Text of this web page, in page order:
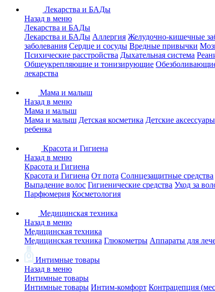
Лекарства и БАДы
Назад в меню
Лекарства и БАДы
Лекарства и БАДы Аллергия Желудочно-кишечные
заболевания Сердце и сосуды Вредные привычки
Психические расстройства Дыхательная система
Общеукрепляющие и тонизирующие
лекарства
Мама и малыш
Назад в меню
Мама и малыш
Мама и малыш Детская косметика Детские аксессуары
ребенка
Красота и Гигиена
Назад в меню
Красота и Гигиена
Красота и Гигиена От пота Солнцезащитные средства
Выпадение волос Гигиенические средства Уход за
Парфюмерия Косметология
Медицинская техника
Назад в меню
Медицинская техника
Медицинская техника Глюкометры Аппараты для
Интимные товары
Назад в меню
Интимные товары
Интимные товары Интим-комфорт Контрацепция